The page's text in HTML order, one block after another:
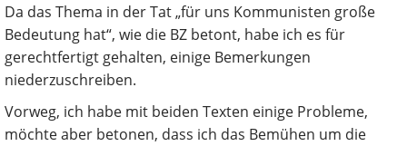
Da das Thema in der Tat „für uns Kommunisten große
Bedeutung hat“, wie die BZ betont, habe ich es für
gerechtfertigt gehalten, einige Bemerkungen
niederzuschreiben.
Vorweg, ich habe mit beiden Texten einige Probleme,
möchte aber betonen, dass ich das Bemühen um die